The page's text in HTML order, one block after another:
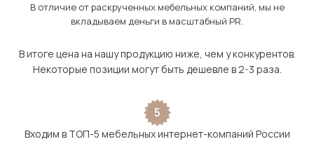
В отличие от раскрученных мебельных компаний, мы не
вкладываем деньги в масштабный PR.
В итоге цена на нашу продукцию ниже, чем у конкурентов.
Некоторые позиции могут быть дешевле в 2-3 раза.
5
Входим в ТОП-5 мебельных интернет-компаний России